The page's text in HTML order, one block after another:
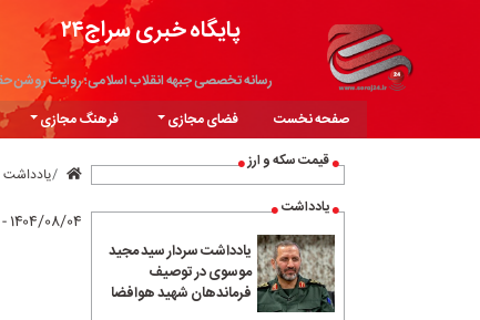
پایگاه خبری سراج۲۴
رسانه تخصصی جبهه انقلاب اسلامی؛ روایت روشن
صفحه نخست فضای مجازی فرهنگ مجازی
قیمت سکه و ارز
یادداشت
یادداشت سردار سید مجید
موسوی در توصیف
فرماندهان شهید هوافضا
یادداشت
۱۴۰۴/۰۸/۰۴ - ۱۸:۰۰